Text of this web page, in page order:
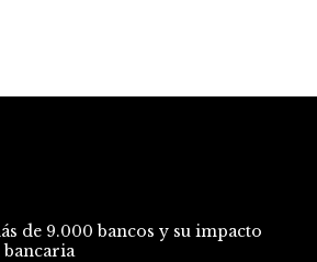
de 9.000 bancos y su impacto